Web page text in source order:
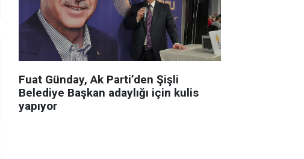
Fuat Günday, Ak Parti’den Şişli
Belediye Başkan adaylığı için kulis
yapıyor